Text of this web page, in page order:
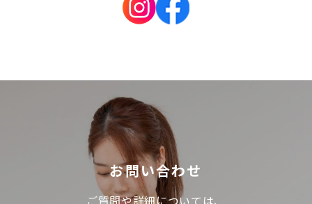
お問い合わせ
ご質問や詳細については、